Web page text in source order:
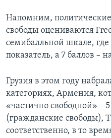
Напомним,
свободы оцениваются
семибалльной шкале,
показатель, а 7 баллов –
Грузия в этом году
категориях, Армения,
«частично свободной» –
(гражданские свободы),
соответственно, в то